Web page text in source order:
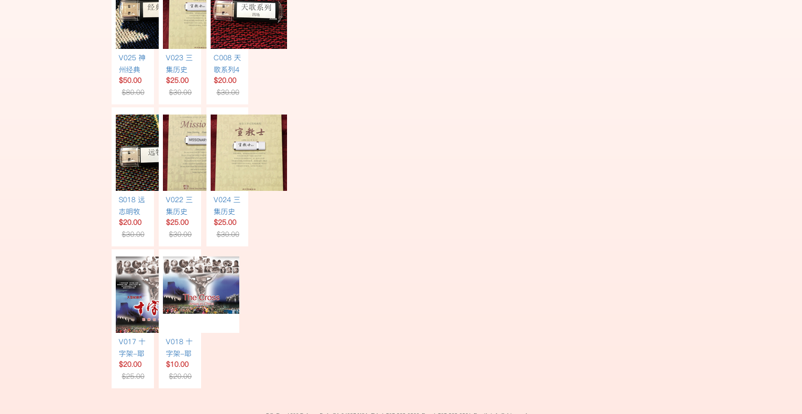
V025 神
州经典
影视6部
| USB |
音
$50.00
$80.00
V023 三
集历史
专题片
《宣教
体书
USB繁
体字幕
$25.00
$30.00
C008 天
歌系列4
场 | 音乐
佈道培
$20.00
$30.00
S018 远
志明牧
师讲道
60讲 |
$20.00
$30.00
V022 三
集历史
专题片
《宣教
文书
USB英
文配音
$25.00
$30.00
V024 三
集历史
专题片
《宣教
体书
USB简
体字幕
$25.00
$30.00
V017 十
字架-耶
稣在中
国 | 欧洲
语言配
$20.00
$25.00
V018 十
字架-耶
稣在中
国 | 英文
配音 |
$10.00
$20.00